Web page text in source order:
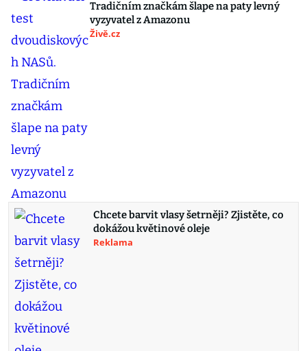
Tradičním značkám šlape na paty levný
vyzyvatel z Amazonu
Živě.cz
Chcete barvit vlasy šetrněji? Zjistěte, co
dokážou květinové oleje
Reklama